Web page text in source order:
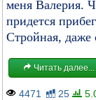
меня Валерия.
придется
Стройная, даже
Читать далее...
4471 25